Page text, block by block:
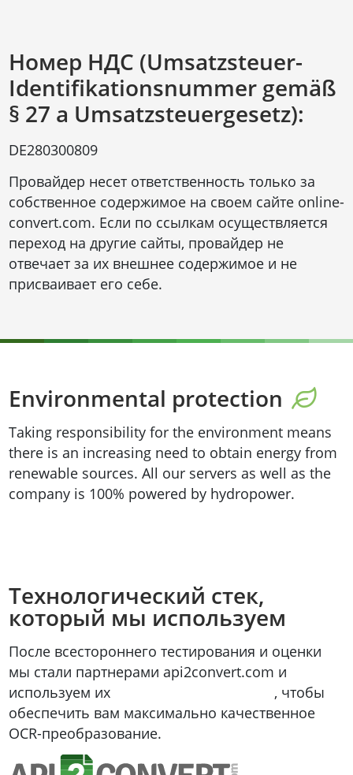
Номер НДС (Umsatzsteuer-
Identifikationsnummer gemäß
§ 27 a Umsatzsteuergesetz):
DE280300809
Провайдер несет ответственность только за
собственное содержимое на своем сайте online-
convert.com. Если по ссылкам осуществляется
переход на другие сайты, провайдер не
отвечает за их внешнее содержимое и не
присваивает его себе.
Environmental protection
Taking responsibility for the environment means
there is an increasing need to obtain energy from
renewable sources. All our servers as well as the
company is 100% powered by hydropower.
Технологический стек,
который мы используем
После всестороннего тестирования и оценки
мы стали партнерами api2convert.com и
используем их
, чтобы
обеспечить вам максимально качественное
OCR-преобразование.